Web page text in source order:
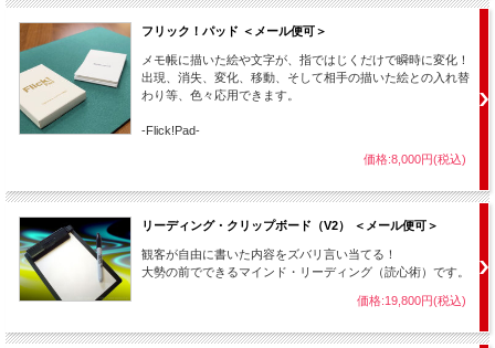
フリック！パッド ＜メール便可＞
メモ帳に描いた絵や文字が、指ではじくだけで瞬時に変化！
出現、消失、変化、移動、そして相手の描いた絵との入れ替
わり等、色々応用できます。
-Flick!Pad-
価格:8,000円(税込)
リーディング・クリップボード（V2） ＜メール便可＞
観客が自由に書いた内容をズバリ言い当てる！
大勢の前でできるマインド・リーディング（読心術）です。
価格:19,800円(税込)